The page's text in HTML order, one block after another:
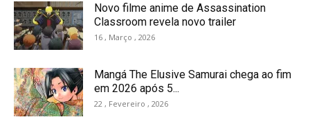
Novo filme anime de Assassination
Classroom revela novo trailer
16 , Março , 2026
Mangá The Elusive Samurai chega ao fim
em 2026 após 5...
22 , Fevereiro , 2026